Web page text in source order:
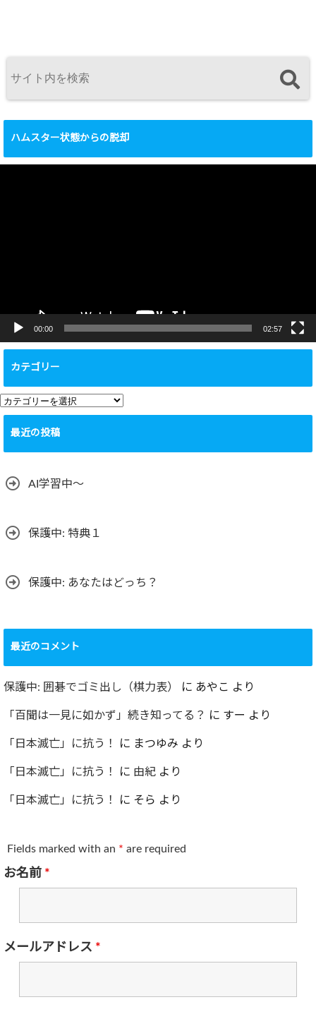
ハムスター状態からの脱却
00:00 02:57
カテゴリー
カ
テ
リ
最近の投稿
AI学習中〜
保護中: 特典１
保護中: あなたはどっち？
最近のコメント
保護中: 囲碁でゴミ出し（棋力表） に あやこ より
「百聞は一見に如かず」続き知ってる？ に すー より
「日本滅亡」に抗う！ に まつゆみ より
「日本滅亡」に抗う！ に 由紀 より
「日本滅亡」に抗う！ に そら より
Fields marked with an * are required
お名前 *
メールアドレス *